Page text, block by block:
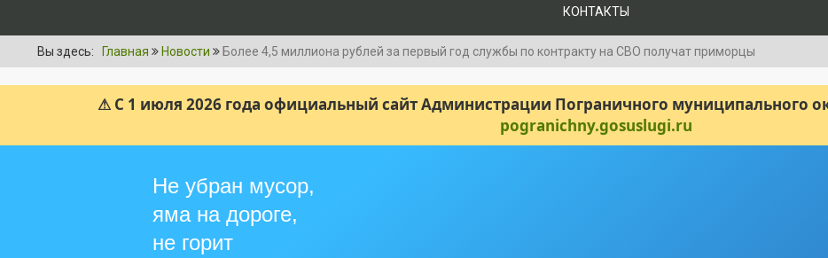
КОНТАКТЫ
Вы здесь: Главная Новости Более 4,5 миллиона рублей за первый год службы по контракту на СВО получат приморцы
⚠ С 1 июля 2026 года официальный сайт Администрации Пограничного муниципального
pogranichny.gosuslugi.ru
Не убран мусор,
яма на дороге,
не горит